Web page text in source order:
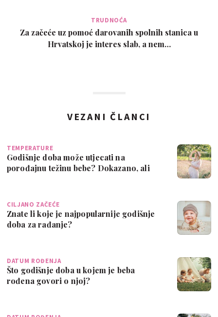
TRUDNOĆA
Za začeće uz pomoć darovanih spolnih stanica u
Hrvatskoj je interes slab, a nem…
VEZANI ČLANCI
TEMPERATURE
Godišnje doba može utjecati na
porođajnu težinu bebe? Dokazano, ali
CILJANO ZAČEĆE
Znate li koje je najpopularnije godišnje
doba za rađanje?
DATUM ROĐENJA
Što godišnje doba u kojem je beba
rođena govori o njoj?